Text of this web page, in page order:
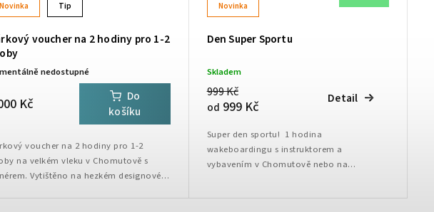
Novinka Tip
voucher na 2 hodiny pro 1-2
nedostupné
Kč
Do
košíku
voucher na 2 hodiny pro 1-2
na velkém vleku v Chomutově s
Vytištěno na hezkém designovém
Novinka
Den Super Sportu
Skladem
999 Kč
od 999 Kč Detail
Super den sportu! 1 hodina
wakeboardingu s instruktorem a
vybavením v Chomutově nebo na